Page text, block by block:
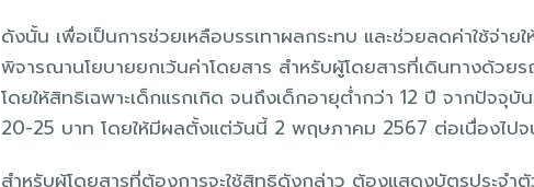
ดังนั้น เพื่อเป็นการช่วยเหลือบรรเทาผลกระทบ และช่วยลดค่าใช้จ่า
พิจารณานโยบายยกเว้นค่าโดยสาร สำหรับผู้โดยสารที่เดินทางด้ว
โดยให้สิทธิเฉพาะเด็กแรกเกิด จนถึงเด็กอายุต่ำกว่า 12 ปี จากปัจจุ
20-25 บาท โดยให้มีผลตั้งแต่วันนี้ 2 พฤษภาคม 2567 ต่อเนื่องไป
สำหรับผู้โดยสารที่ต้องการจะใช้สิทธิดังกล่าว ต้องแสดงบัตรประจำ